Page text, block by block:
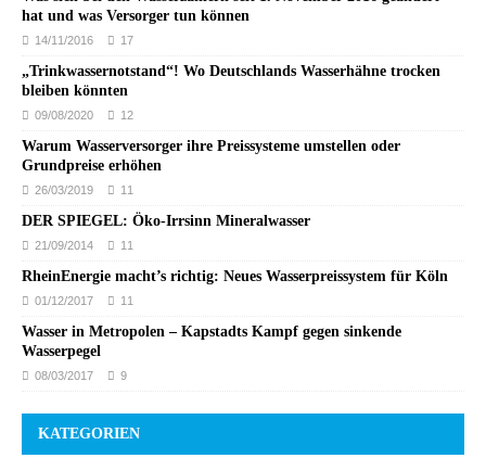
hat und was Versorger tun können
14/11/2016 17
„Trinkwassernotstand“! Wo Deutschlands Wasserhähne trocken
bleiben könnten
09/08/2020 12
Warum Wasserversorger ihre Preissysteme umstellen oder
Grundpreise erhöhen
26/03/2019 11
DER SPIEGEL: Öko-Irrsinn Mineralwasser
21/09/2014 11
RheinEnergie macht’s richtig: Neues Wasserpreissystem für Köln
01/12/2017 11
Wasser in Metropolen – Kapstadts Kampf gegen sinkende
Wasserpegel
08/03/2017 9
KATEGORIEN